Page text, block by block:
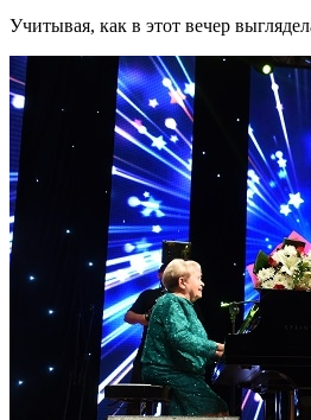
Учитывая, как в этот вечер